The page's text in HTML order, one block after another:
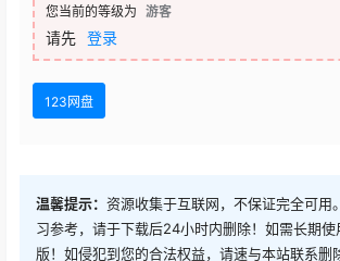
您当前的等级为 游客
请先 登录
123网盘
温馨提示： 资源收集于互联网，不保证完全可用
习参考，请于下载后24小时内删除！如需长期使
版！如侵犯到您的合法权益，请速与本站联系删